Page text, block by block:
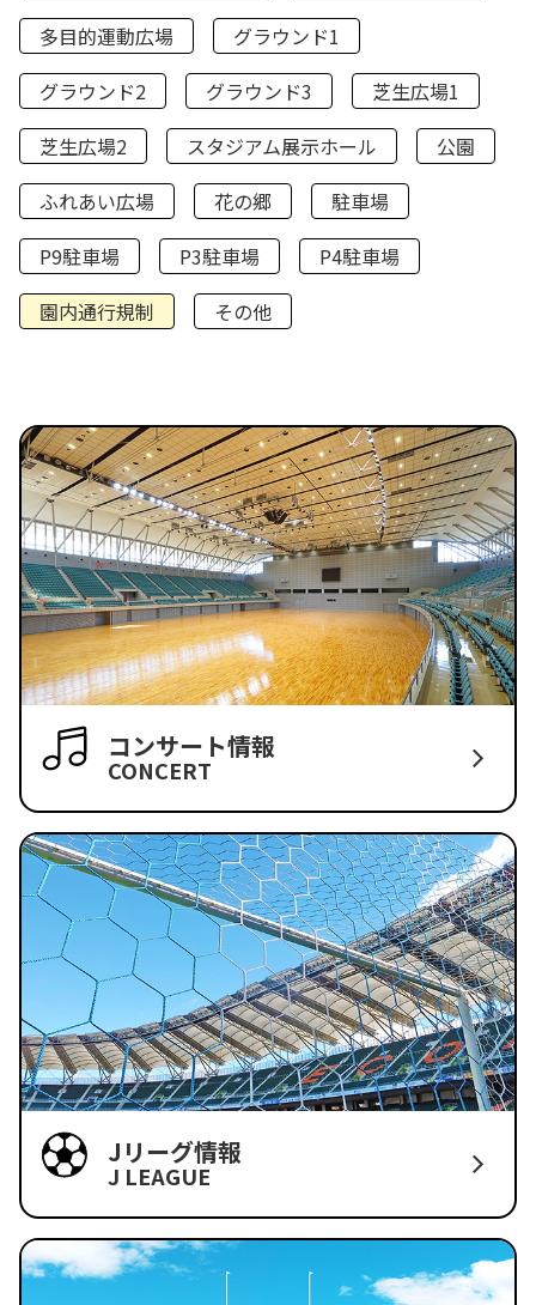
多目的運動広場
グラウンド1
グラウンド2
グラウンド3
芝生広場1
芝生広場2
スタジアム展示ホール
公園
ふれあい広場
花の郷
駐車場
P9駐車場
P3駐車場
P4駐車場
園内通行規制
その他
コンサート情報
CONCERT
Jリーグ情報
J LEAGUE